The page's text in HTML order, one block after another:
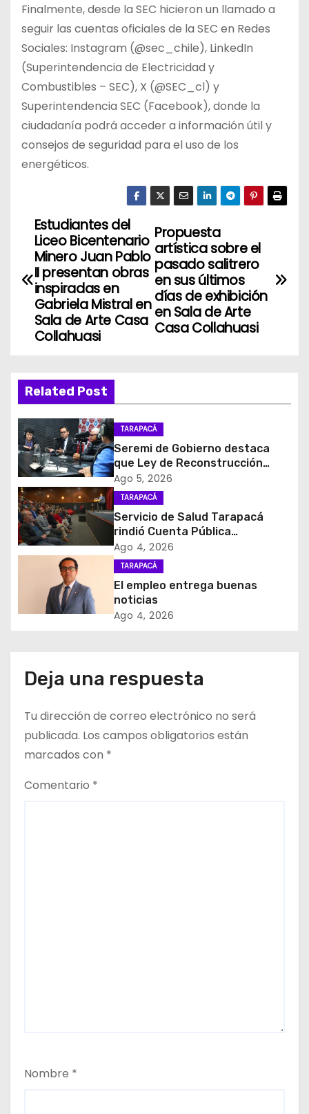
Finalmente, desde la SEC hicieron un llamado a
seguir las cuentas oficiales de la SEC en Redes
Sociales: Instagram (@sec_chile), LinkedIn
(Superintendencia de Electricidad y
Combustibles – SEC), X (@SEC_cl) y
Superintendencia SEC (Facebook), donde la
ciudadanía podrá acceder a información útil y
consejos de seguridad para el uso de los
energéticos.
N
v
a
c
i
ó
n
d
e
n
r
d
a
s
Propuesta
artística sobre el
pasado salitrero
en sus últimos
días de exhibición
en Sala de Arte
Casa Collahuasi
Estudiantes del
Liceo Bicentenario
Minero Juan Pablo
II presentan obras
inspiradas en
Gabriela Mistral en
Sala de Arte Casa
Collahuasi
Related Post
TARAPACÁ
Seremi de Gobierno destaca
que Ley de Reconstrucción
Nacional impulsará la inversión
y el empleo en Tarapacá
Ago 5, 2026
TARAPACÁ
Servicio de Salud Tarapacá
rindió Cuenta Pública
Participativa
Ago 4, 2026
TARAPACÁ
El empleo entrega buenas
noticias
Ago 4, 2026
Deja una respuesta
Tu dirección de correo electrónico no será
publicada. Los campos obligatorios están
marcados con *
Comentario *
Nombre *